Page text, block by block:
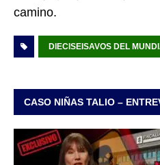
camino.
DIECISEISAVOS DEL
CASO NIÑAS TALIO –